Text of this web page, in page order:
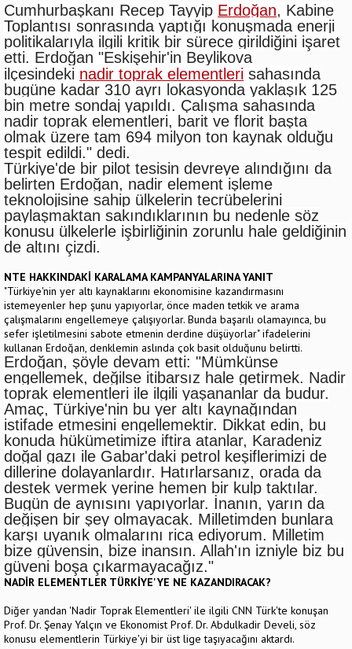
Cumhurbaşkanı Recep Tayyip Erdoğan, Kabine
Toplantısı sonrasında yaptığı konuşmada enerji
politikalarıyla ilgili kritik bir sürece girildiğini işaret
etti. Erdoğan "Eskişehir'in Beylikova
ilçesindeki nadir toprak elementleri sahasında
bugüne kadar 310 ayrı lokasyonda yaklaşık 125
bin metre sondaj yapıldı. Çalışma sahasında
nadir toprak elementleri, barit ve florit başta
olmak üzere tam 694 milyon ton kaynak olduğu
tespit edildi." dedi.
Türkiye'de bir pilot tesisin devreye alındığını da
belirten Erdoğan, nadir element işleme
teknolojisine sahip ülkelerin tecrübelerini
paylaşmaktan sakındıklarının bu nedenle söz
konusu ülkelerle işbirliğinin zorunlu hale geldiğinin
de altını çizdi.
NTE HAKKINDAKİ KARALAMA KAMPANYALARINA YANIT
"Türkiye'nin yer altı kaynaklarını ekonomisine kazandırmasını
istemeyenler hep şunu yapıyorlar, önce maden tetkik ve arama
çalışmalarını engellemeye çalışıyorlar. Bunda başarılı olamayınca, bu
sefer işletilmesini sabote etmenin derdine düşüyorlar" ifadelerini
kullanan Erdoğan, denklemin aslında çok basit olduğunu belirtti.
Erdoğan, şöyle devam etti: "Mümkünse
engellemek, değilse itibarsız hale getirmek. Nadir
toprak elementleri ile ilgili yaşananlar da budur.
Amaç, Türkiye'nin bu yer altı kaynağından
istifade etmesini engellemektir. Dikkat edin, bu
konuda hükümetimize iftira atanlar, Karadeniz
doğal gazı ile Gabar'daki petrol keşiflerimizi de
dillerine dolayanlardır. Hatırlarsanız, orada da
destek vermek yerine hemen bir kulp taktılar.
Bugün de aynısını yapıyorlar. İnanın, yarın da
değişen bir şey olmayacak. Milletimden bunlara
karşı uyanık olmalarını rica ediyorum. Milletim
bize güvensin, bize inansın. Allah'ın izniyle biz bu
güveni boşa çıkarmayacağız."
NADİR ELEMENTLER TÜRKİYE'YE NE KAZANDIRACAK?
Diğer yandan 'Nadir Toprak Elementleri' ile ilgili CNN Türk'te konuşan
Prof. Dr. Şenay Yalçın ve Ekonomist Prof. Dr. Abdulkadir Develi, söz
konusu elementlerin Türkiye'yi bir üst lige taşıyacağını aktardı.